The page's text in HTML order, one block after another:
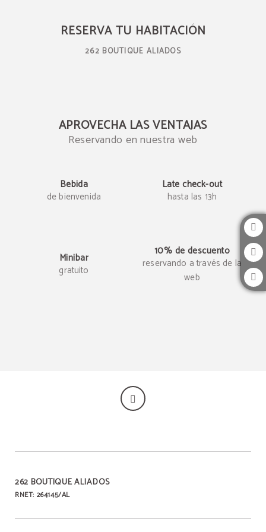
RESERVA TU HABITACIÓN
262 BOUTIQUE ALIADOS
APROVECHA LAS VENTAJAS
Reservando en nuestra web
Bebida
de bienvenida
Late check-out
hasta las 13h
Minibar
gratuito
10% de descuento
reservando a través de la
web
262 BOUTIQUE ALIADOS
RNET: 264145/AL